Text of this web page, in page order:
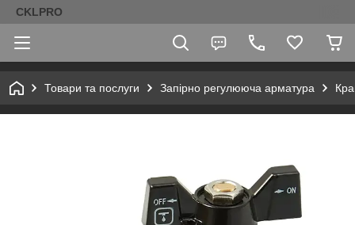
CKLPRO
Товари та послуги Запірно регулююча арматура